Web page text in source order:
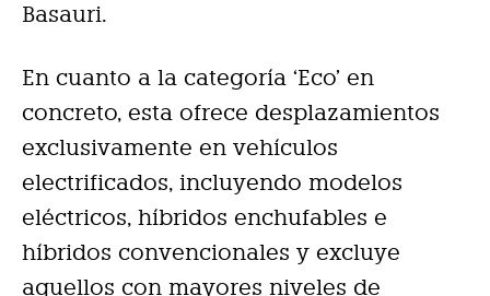
Basauri.
En cuanto a la categoría ‘Eco’ en
concreto, esta ofrece desplazamientos
exclusivamente en vehículos
electrificados, incluyendo modelos
eléctricos, híbridos enchufables e
híbridos convencionales y excluye
aquellos con mayores niveles de